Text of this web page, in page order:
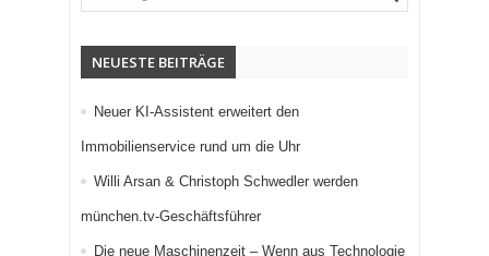
NEUESTE BEITRÄGE
Neuer KI-Assistent erweitert den
Immobilienservice rund um die Uhr
Willi Arsan & Christoph Schwedler werden
münchen.tv-Geschäftsführer
Die neue Maschinenzeit – Wenn aus Technologie